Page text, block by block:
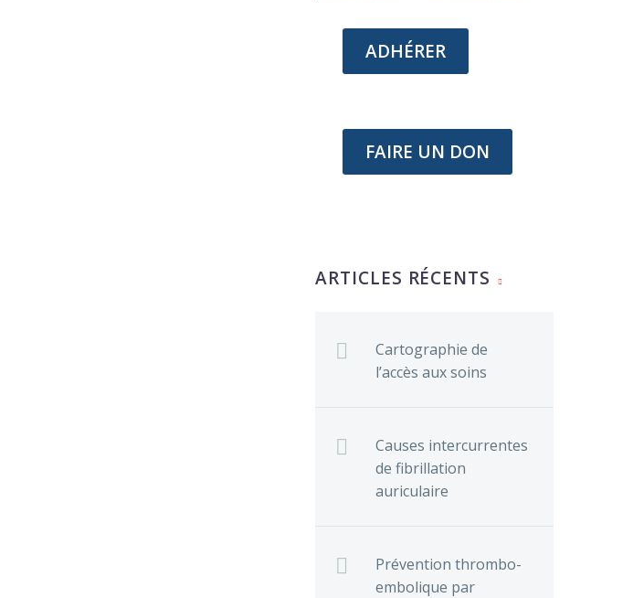
ADHÉRER
FAIRE UN DON
ARTICLES RÉCENTS
Cartographie de
l’accès aux soins
Causes intercurrentes
de fibrillation
auriculaire
Prévention thrombo-
embolique par